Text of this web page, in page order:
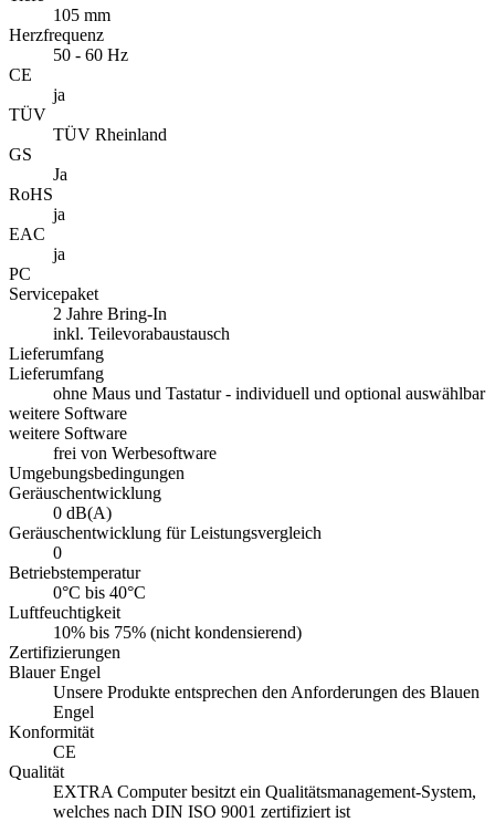
105 mm
Herzfrequenz
50 - 60 Hz
CE
ja
TÜV
TÜV Rheinland
GS
Ja
RoHS
ja
EAC
ja
PC
Servicepaket
2 Jahre Bring-In
inkl. Teilevorabaustausch
Lieferumfang
Lieferumfang
ohne Maus und Tastatur - individuell und optional auswählbar
weitere Software
weitere Software
frei von Werbesoftware
Umgebungsbedingungen
Geräuschentwicklung
0 dB(A)
Geräuschentwicklung für Leistungsvergleich
0
Betriebstemperatur
0°C bis 40°C
Luftfeuchtigkeit
10% bis 75% (nicht kondensierend)
Zertifizierungen
Blauer Engel
Unsere Produkte entsprechen den Anforderungen des Blauen
Engel
Konformität
CE
Qualität
EXTRA Computer besitzt ein Qualitätsmanagement-System,
welches nach DIN ISO 9001 zertifiziert ist